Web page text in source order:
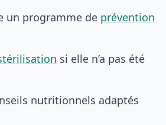
un programme de prévention
si elle n’a pas été
nutritionnels adaptés